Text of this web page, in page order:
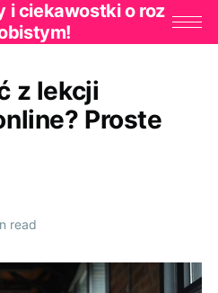
i ciekawostki o roz
z lekcji
Proste
read